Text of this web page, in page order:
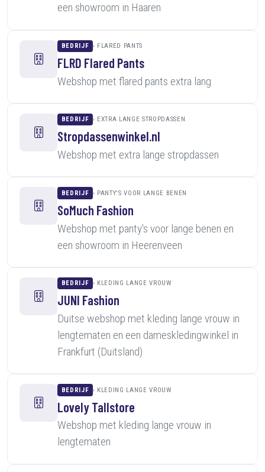
een showroom in Haaren
BEDRIJF FLARED PANTS
FLRD Flared Pants
Webshop met flared pants extra lang
BEDRIJF EXTRA LANGE STROPDASSEN
Stropdassenwinkel.nl
Webshop met extra lange stropdassen
BEDRIJF PANTY'S VOOR LANGE BENEN
SoMuch Fashion
Webshop met panty's voor lange benen en
een showroom in Heerenveen
BEDRIJF KLEDING LANGE VROUW
JUNI Fashion
Duitse webshop met kleding lange vrouw in
lengtematen en een dameskledingwinkel in
Frankfurt (Duitsland)
BEDRIJF KLEDING LANGE VROUW
Lovely Tallstore
Webshop met kleding lange vrouw in
lengtematen